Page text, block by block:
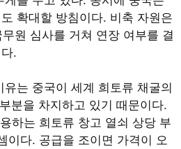
확대할 방침이다. 비축 자원은
원 심사를 거쳐 연장 여부를 결
.
는 중국이 세계 희토류 채굴의
분을 차지하고 있기 때문이다.
하는 희토류 창고 열쇠 상당 부
이다. 공급을 조이면 가격이 오